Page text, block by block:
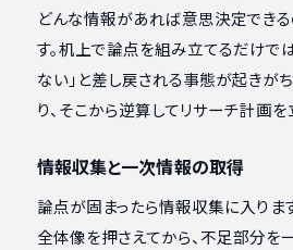
どんな情報があれば意思決定でき
す。机上で論点を組み立てるだけで
ない」と差し戻される事態が起きが
り、そこから逆算してリサーチ計画
情報収集と一次情報の取得
論点が固まったら情報収集に入りま
全体像を押さえてから、不足部分を